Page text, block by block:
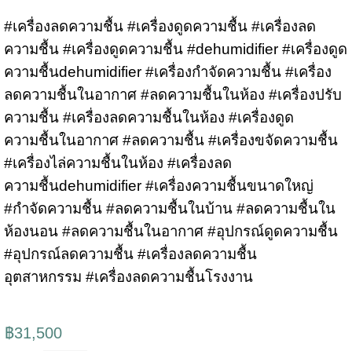
#เครื่องลดความชื้น #เครื่องดูดความชื้น #เครื่องลด
ความชื้น #เครื่องดูดความชื้น #dehumidifier #เครื่องดูด
ความชื้นdehumidifier #เครื่องกำจัดความชื้น #เครื่อง
ลดความชื้นในอากาศ #ลดความชื้นในห้อง #เครื่องปรับ
ความชื้น #เครื่องลดความชื้นในห้อง #เครื่องดูด
ความชื้นในอากาศ #ลดความชื้น #เครื่องขจัดความชื้น
#เครื่องไล่ความชื้นในห้อง #เครื่องลด
ความชื้นdehumidifier #เครื่องความชื้นขนาดใหญ่
#กำจัดความชื้น #ลดความชื้นในบ้าน #ลดความชื้นใน
ห้องนอน #ลดความชื้นในอากาศ #อุปกรณ์ดูดความชื้น
#อุปกรณ์ลดความชื้น #เครื่องลดความชื้น
อุตสาหกรรม #เครื่องลดความชื้นโรงงาน
฿31,500